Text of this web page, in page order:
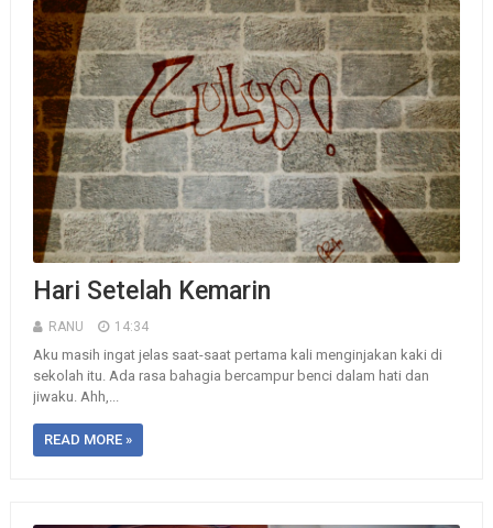
Hari Setelah Kemarin
RANU 14:34
Aku masih ingat jelas saat-saat pertama kali menginjakan kaki di
sekolah itu. Ada rasa bahagia bercampur benci dalam hati dan
jiwaku. Ahh,...
READ MORE »